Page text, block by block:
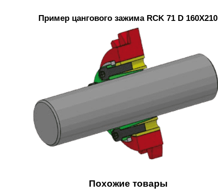
Пример цангового зажима RCK 71 D 160X210
Похожие товары